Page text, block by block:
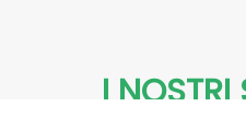
I NOSTRI